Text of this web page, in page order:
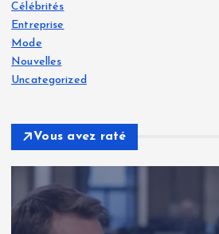
Célébrités
Entreprise
Mode
Nouvelles
Uncategorized
Vous avez raté